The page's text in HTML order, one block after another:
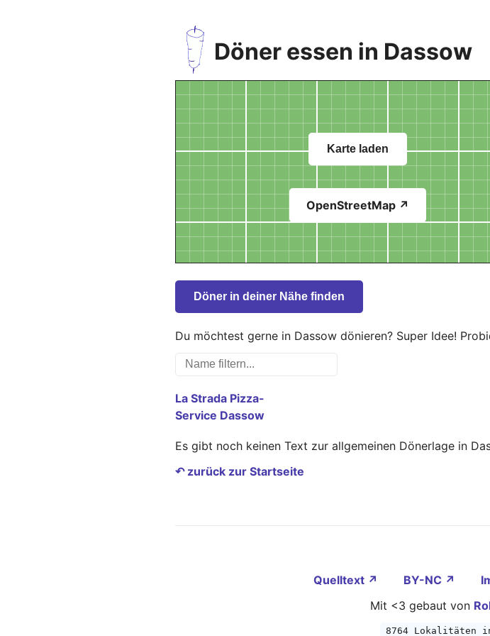
Döner essen in Dassow
Karte laden
OpenStreetMap ↗
Döner in deiner Nähe finden
Du möchtest gerne in Dassow dönieren? Super Idee!
La Strada Pizza-
Service Dassow
Es gibt noch keinen Text zur allgemeinen Dönerlage in
↶ zurück zur Startseite
Quelltext ↗ BY-NC ↗
Mit <3 gebaut von
8764 Lokalitäten